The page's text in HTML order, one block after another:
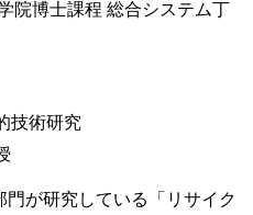
院博士課程 総合システム丁
技術研究
門が研究している「リサイク